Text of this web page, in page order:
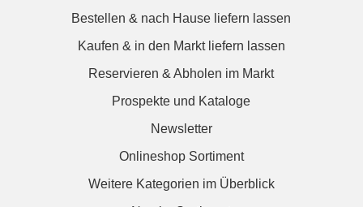
Bestellen & nach Hause liefern lassen
Kaufen & in den Markt liefern lassen
Reservieren & Abholen im Markt
Prospekte und Kataloge
Newsletter
Onlineshop Sortiment
Weitere Kategorien im Überblick